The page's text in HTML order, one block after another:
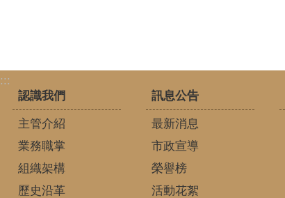
:::
認識我們
主管介紹
業務職掌
組織架構
歷史沿革
訊息公告
最新消息
市政宣導
榮譽榜
活動花絮